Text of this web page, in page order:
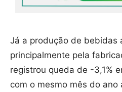
Já a produção de bebidas
principalmente pela
registrou queda de -3,1%
com o mesmo mês do